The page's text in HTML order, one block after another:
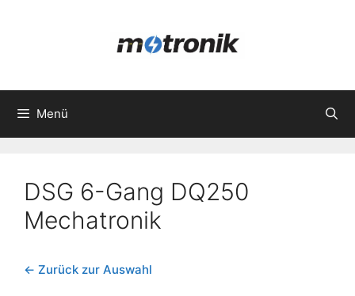
Menü
DSG 6-Gang DQ250
Mechatronik
← Zurück zur Auswahl